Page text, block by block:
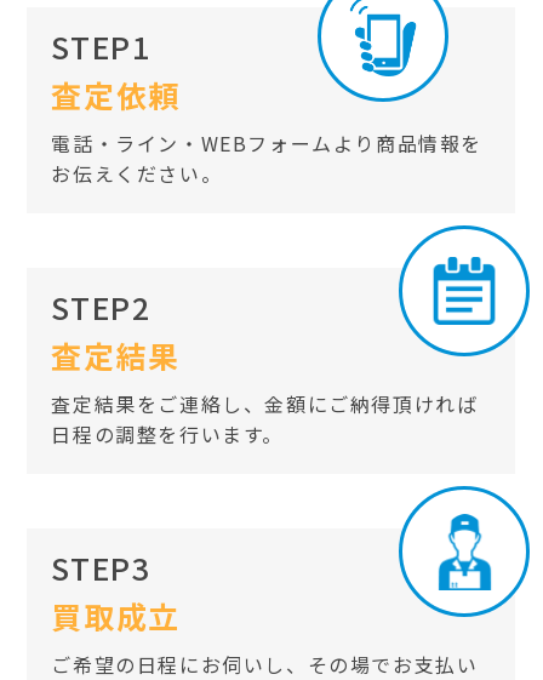
STEP1
査定依頼
電話・ライン・WEBフォームより商品情報を
お伝えください。
STEP2
査定結果
査定結果をご連絡し、金額にご納得頂ければ
日程の調整を行います。
STEP3
買取成立
ご希望の日程にお伺いし、その場でお支払い